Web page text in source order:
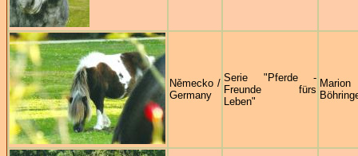
Německo /
Germany
Serie "Pferde -
Freunde fürs
Leben"
Marion